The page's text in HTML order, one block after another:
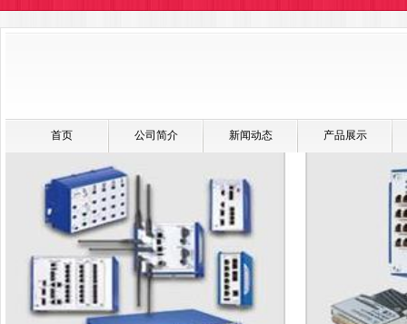
首页 公司简介 新闻动态 产品展示